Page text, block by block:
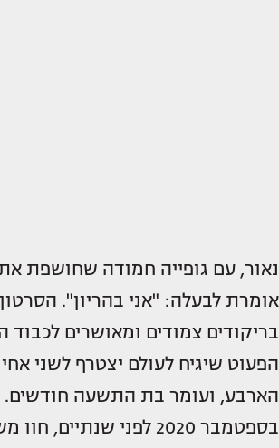
נאור, עם גופייה חמודה שחושפת
אומרת לבעלה: "אני בהריון".
בריקודים צמודים ומאושרים לכבוד
הפעוט שיגיח לעולם יצטרף לשני
הארבע, ועומר בת התשעה חודשים.
בספטמבר 2020 לפני